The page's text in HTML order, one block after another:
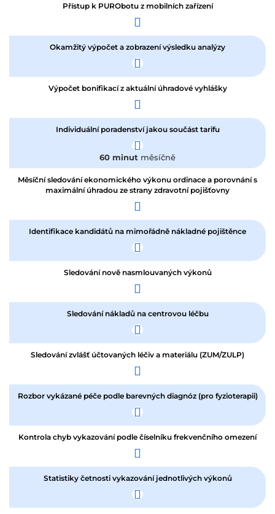
Přístup k PURObotu z mobilních zařízení
Okamžitý výpočet a zobrazení výsledku analýzy
Výpočet bonifikací z aktuální úhradové vyhlášky
Individuální poradenství jakou součást tarifu
60 minut měsíčně
Měsíční sledování ekonomického výkonu ordinace a porovnání s
maximální úhradou ze strany zdravotní pojišťovny
Identifikace kandidátů na mimořádně nákladné pojištěnce
Sledování nově nasmlouvaných výkonů
Sledování nákladů na centrovou léčbu
Sledování zvlášť účtovaných léčiv a materiálu (ZUM/ZULP)
Rozbor vykázané péče podle barevných diagnóz (pro fyzioterapii)
Kontrola chyb vykazování podle číselníku frekvenčního omezení
Statistiky četnosti vykazování jednotlivých výkonů